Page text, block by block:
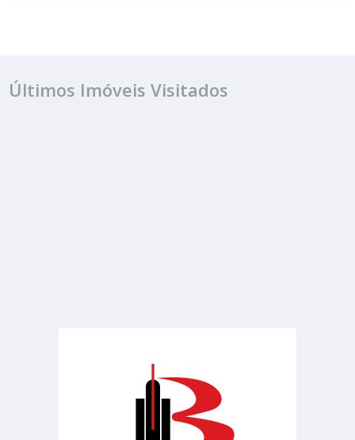
Últimos Imóveis Visitados